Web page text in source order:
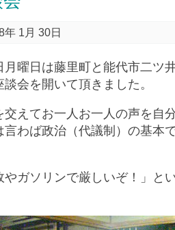
年 1月 30日
月曜日は藤里町と能代市二ツ
談会を開いて頂きました。
交えてお一人お一人の声を自
言わば政治（代議制）の基本
やガソリンで厳しいぞ！」と